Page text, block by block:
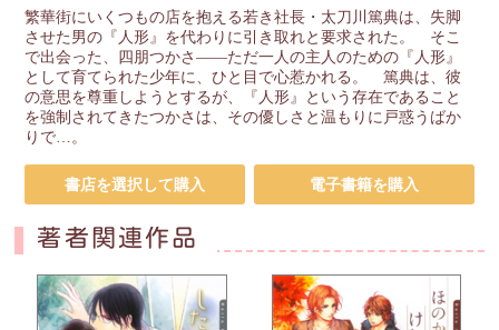
繁華街にいくつもの店を抱える若き社長・太刀川篤典は、失脚
させた男の『人形』を代わりに引き取れと要求された。 そこ
で出会った、四朋つかさ――ただ一人の主人のための『人形』
として育てられた少年に、ひと目で心惹かれる。 篤典は、彼
の意思を尊重しようとするが、『人形』という存在であること
を強制されてきたつかさは、その優しさと温もりに戸惑うばか
りで…。
書店を選択して購入 電子書籍を購入
著者関連作品